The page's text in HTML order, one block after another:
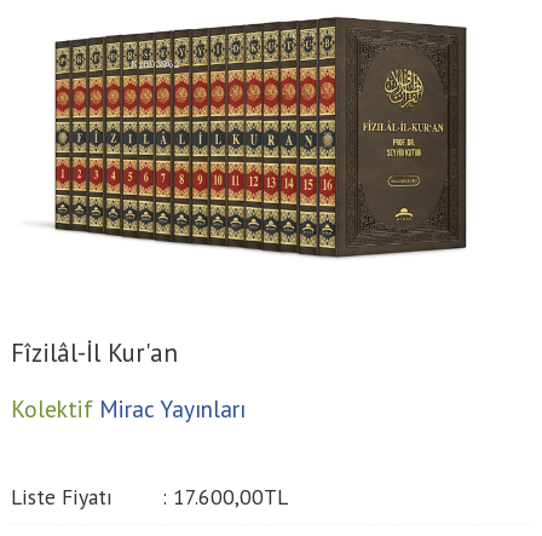
Fîzilâl-İl Kur'an
Kolektif Mirac Yayınları
Liste Fiyatı : 17.600,00TL